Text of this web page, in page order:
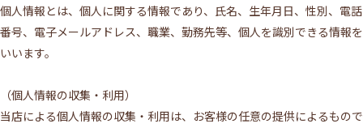
個人情報とは、個人に関する情報であり、氏名、生年月日、性別、電話
番号、電子メールアドレス、職業、勤務先等、個人を識別できる情報を
いいます。
（個人情報の収集・利用）
当店による個人情報の収集・利用は、お客様の任意の提供によるもので